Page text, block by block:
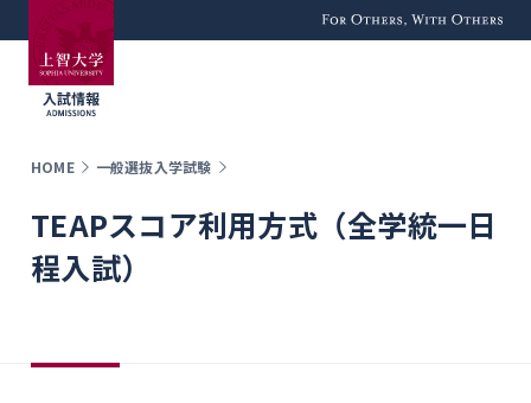
For Others, With
Others
HOME 一般選抜入学試験
TEAPスコア利用方式（全学統一日
程入試）